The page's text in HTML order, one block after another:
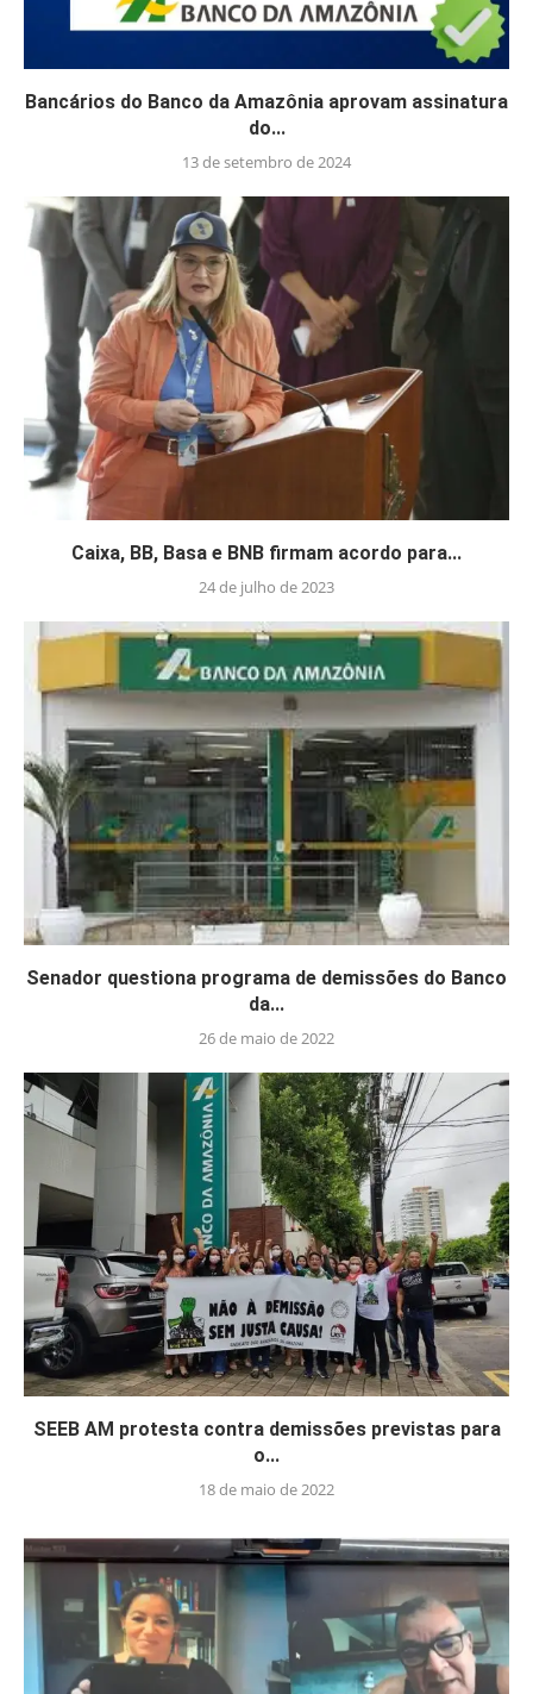
Bancários do Banco da Amazônia aprovam assinatura
do...
13 de setembro de 2024
Caixa, BB, Basa e BNB firmam acordo para...
24 de julho de 2023
Senador questiona programa de demissões do Banco
da...
26 de maio de 2022
SEEB AM protesta contra demissões previstas para
o...
18 de maio de 2022